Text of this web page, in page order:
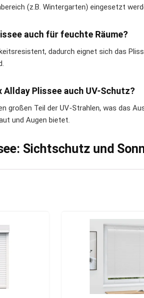
(z.B. Wintergarten) eingesetzt
auch für feuchte Räume?
dadurch eignet sich das
Allday Plissee auch UV-Schutz?
großen Teil der UV-Strahlen, was das
und Augen bietet.
Sichtschutz und